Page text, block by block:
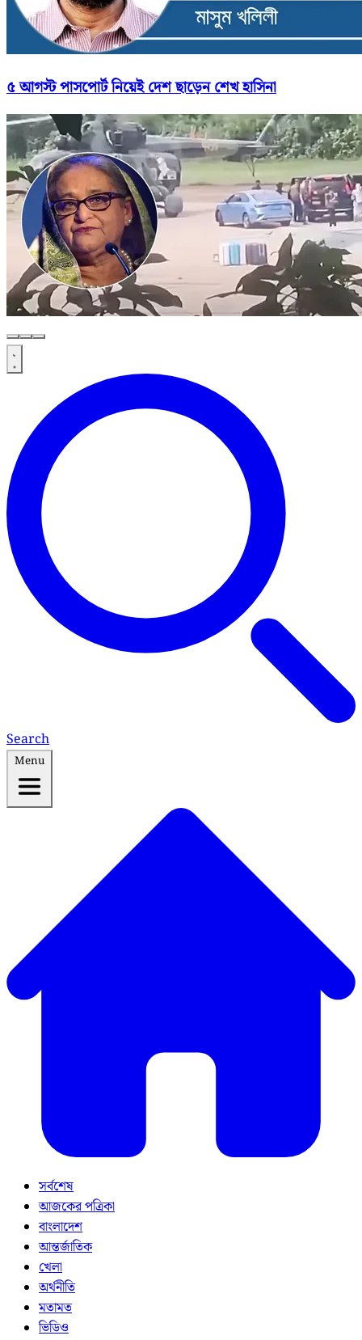
৫ আগস্ট পাসপোর্ট নিয়েই দেশ ছাড়েন শেখ হাসিনা
Search
Menu
সর্বশেষ
আজকের পত্রিকা
বাংলাদেশ
আন্তর্জাতিক
খেলা
অর্থনীতি
মতামত
ভিডিও